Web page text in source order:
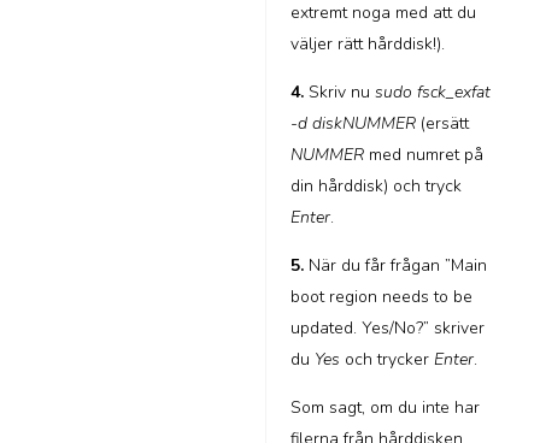
extremt noga med att du
väljer rätt hårddisk!).
4. Skriv nu sudo fsck_exfat
-d diskNUMMER (ersätt
NUMMER med numret på
din hårddisk) och tryck
Enter.
5. När du får frågan ”Main
boot region needs to be
updated. Yes/No?” skriver
du Yes och trycker Enter.
Som sagt, om du inte har